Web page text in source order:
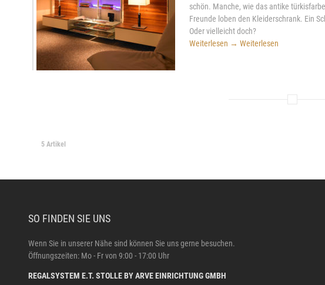
schön. Manche, wie das antike
Freunde loben den Kleiderschrank. Ein
Oder vielleicht doch?
Weiterlesen → Weiterlesen
5 Artikel
SO FINDEN SIE UNS
Wenn Sie in unserer Nähe sind können Sie uns gerne besuchen.
Öffnungszeiten: Mo - Fr von 9:00 - 17:00 Uhr
REGALSYSTEM E.T. STOLLE BY ARVE EINRICHTUNG GMBH